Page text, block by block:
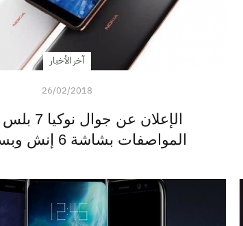
آخر الأخبار
26/02/2018
الإعلان عن
المواصفات بشاشة 6 إنش وبسعر مميز